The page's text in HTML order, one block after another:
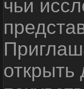
чьи
открыть